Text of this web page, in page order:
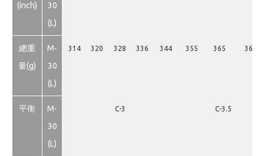
(inch)
30
(L)
總重
量(g)
M-
30
(L)
314 320 328 336 344 355 365 365
平衡
M-
30
(L)
C-3 C-3.5